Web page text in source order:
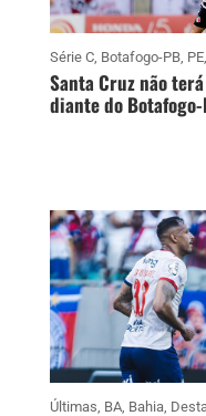
Série C, Botafogo-PB, PE,
Santa Cruz não
diante do
Últimas BA, Bahia